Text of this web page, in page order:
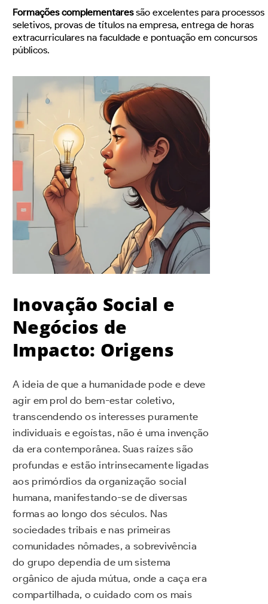
Formações complementaressão excelentes para processos
seletivos, provas de títulos na empresa, entrega de horas
extracurriculares na faculdade e pontuação em concursos
públicos.
Inovação Social e
Negócios de
Impacto: Origens
A ideia de que a humanidade pode e deve
agir em prol do bem-estar coletivo,
transcendendo os interesses puramente
individuais e egoístas, não é uma invenção
da era contemporânea. Suas raízes são
profundas e estão intrinsecamente ligadas
aos primórdios da organização social
humana, manifestando-se de diversas
formas ao longo dos séculos. Nas
sociedades tribais e nas primeiras
comunidades nômades, a sobrevivência
do grupo dependia de um sistema
orgânico de ajuda mútua, onde a caça era
compartilhada, o cuidado com os mais